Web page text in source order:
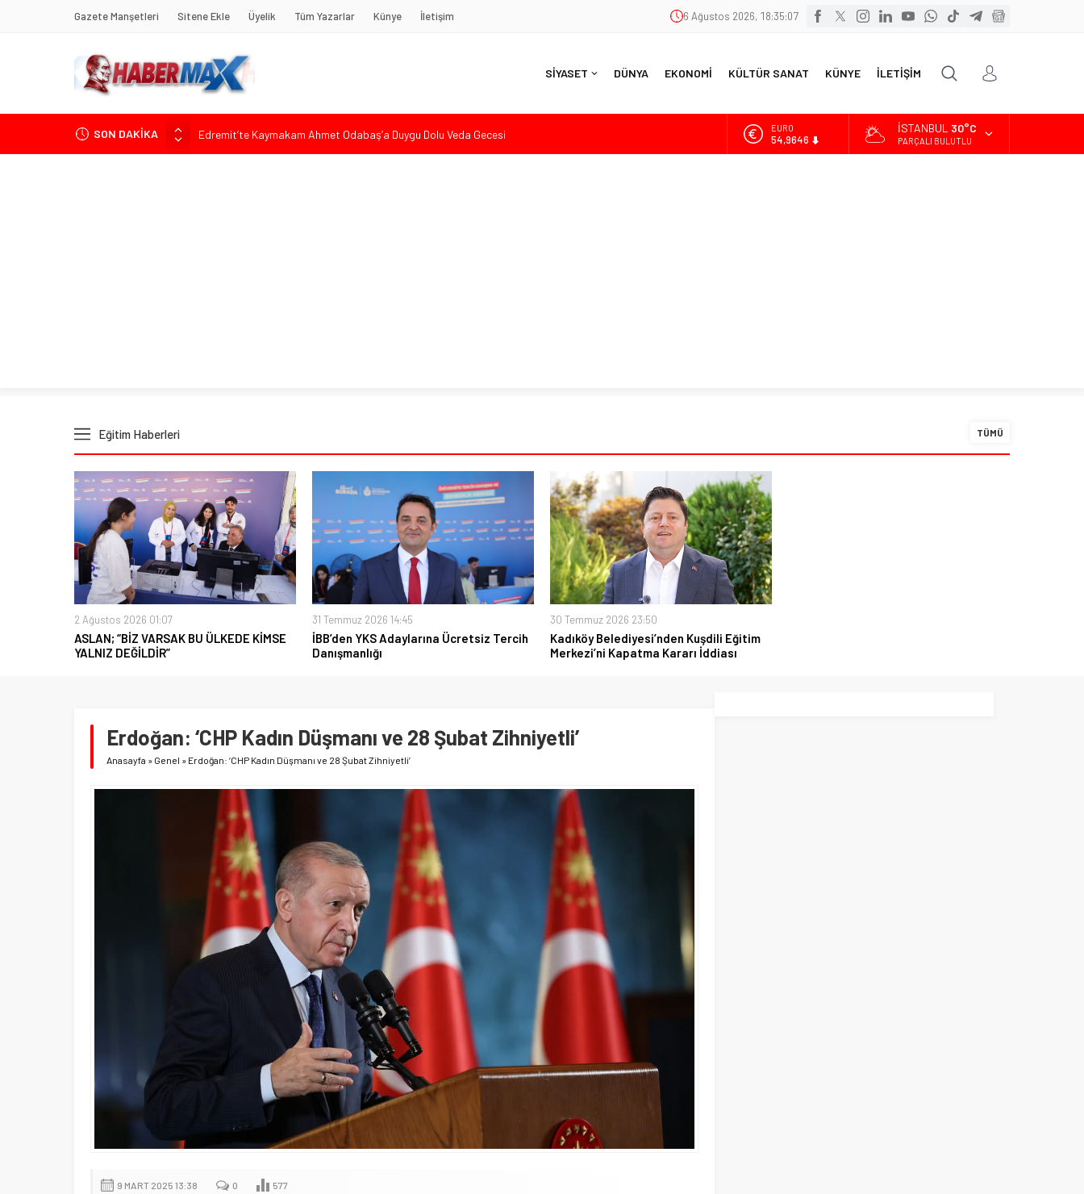
Gazete Manşetleri Sitene Ekle Üyelik Tüm Yazarlar Künye İletişim 6 Ağustos 2026, 18:35:09
SİYASET DÜNYA EKONOMİ KÜLTÜR SANAT KÜNYE İLETİŞİM
SON DAKİKA
Edremit’te Kaymakam Ahmet Odabaş’a Duygu Dolu Veda Gecesi
Tarihçi Yusuf Halaçoğlu’ndan TBMM’ye Sunulan Yasa Teklifine Sert Eleştiri: “Osmanlı’nın Hukuk Anlayışının
ALTIN
6.488,95
İSTANBUL 30°C
PARÇALI BULUTLU
Eğitim Haberleri TÜMÜ
2 Ağustos 2026 01:07
ASLAN; “BİZ VARSAK BU ÜLKEDE KİMSE
YALNIZ DEĞİLDİR”
31 Temmuz 2026 14:45
İBB’den YKS Adaylarına Ücretsiz Tercih
Danışmanlığı
30 Temmuz 2026 23:50
Kadıköy Belediyesi’nden Kuşdili Eğitim
Merkezi’ni Kapatma Kararı İddiası
Erdoğan: ‘CHP Kadın Düşmanı ve 28 Şubat Zihniyetli’
Anasayfa » Genel » Erdoğan: ‘CHP Kadın Düşmanı ve 28 Şubat Zihniyetli’
9 MART 2025 13:38 0 577